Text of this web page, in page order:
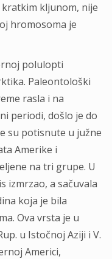
kratkim kljunom, nije
hromosoma je
polulopti
Paleontološki
rasla i na
periodi, došlo je do
su potisnute u južne
Amerike i
na tri grupe. U
izmrzao, a sačuvala
koja je bila
Ova vrsta je u
u Istočnoj Aziji i V.
Americi,